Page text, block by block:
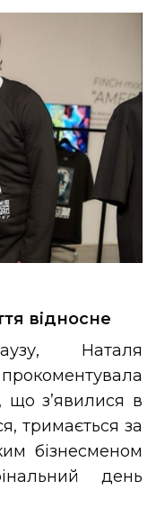
відносне
Наталя
що з’явилися в
тримається за
бізнесменом
день